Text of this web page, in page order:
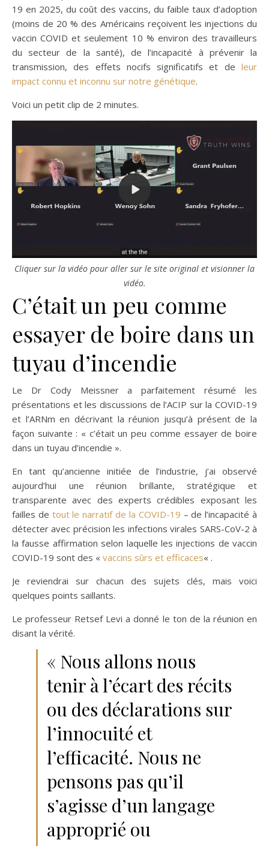
19 en 2025, du coût des vaccins, du faible taux d’adoption
(moins de 20 % des Américains reçoivent les injections du
vaccin COVID et seulement 10 % environ des travailleurs
du secteur de la santé), de l’incapacité à prévenir la
transmission, des effets nocifs significatifs et de leur
impact connu et inconnu sur notre génétique.
Voici un petit clip de 2 minutes.
Cliquer sur la vidéo pour aller sur le site original et visionner la
vidéo.
C’était un peu comme
essayer de boire dans un
tuyau d’incendie
Le Dr Cody Meissner a parfaitement résumé les
présentations et les discussions de l’ACIP sur la COVID-19
et l’ARNm en décrivant la réunion jusqu’à présent de la
façon suivante : « c’était un peu comme essayer de boire
dans un tuyau d’incendie ».
En tant qu’ancienne initiée de l’industrie, j’ai observé
aujourd’hui une réunion brillante, stratégique et
transparente avec des experts crédibles exposant les
failles de tout le narratif de la COVID-19 – de l’incapacité à
détecter avec précision les infections virales SARS-CoV-2 à
la fausse affirmation selon laquelle les injections de vaccin
COVID-19 sont des « vaccins sûrs et efficaces« .
Je reviendrai sur chacun des sujets clés, mais voici
quelques points saillants.
Le professeur Retsef Levi a donné le ton de la réunion en
disant la vérité.
« Nous allons nous
tenir à l’écart des récits
ou des déclarations sur
l’innocuité et
l’efficacité. Nous ne
pensons pas qu’il
s’agisse d’un langage
approprié ou